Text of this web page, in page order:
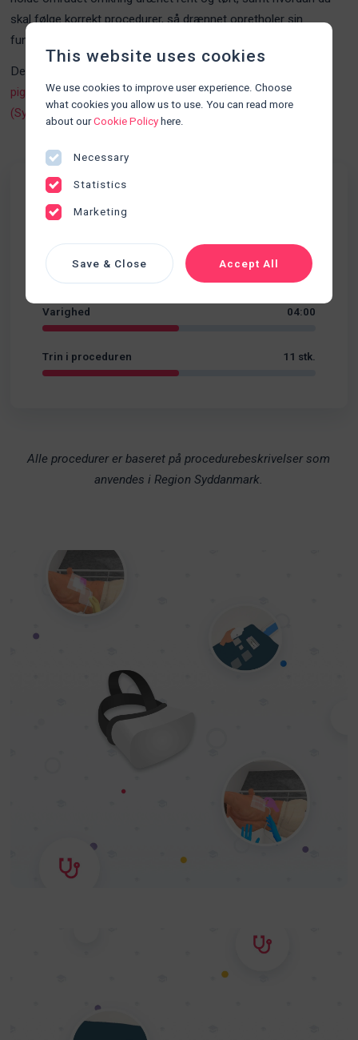
skal følge korrekt procedurer, så drænnet opretholer sin
funktion.
Denne procedurer kan med fordel kombineres med
pigtail dræn,Fjernelse af pigtail drænogAscitespunktur
(Sygeplejerske)
Fakta
Sværhedsgrad Begynder
Varighed 04:00
Trin i proceduren 11 stk.
Alle procedurer er baseret på procedurebeskrivelser som
anvendes i Region Syddanmark.
This website uses cookies
We use cookies to improve user experience. Choose
what cookies you allow us to use. You can read more
about ourCookie Policy here.
Necessary
Statistics
Marketing
Save & Close Accept All